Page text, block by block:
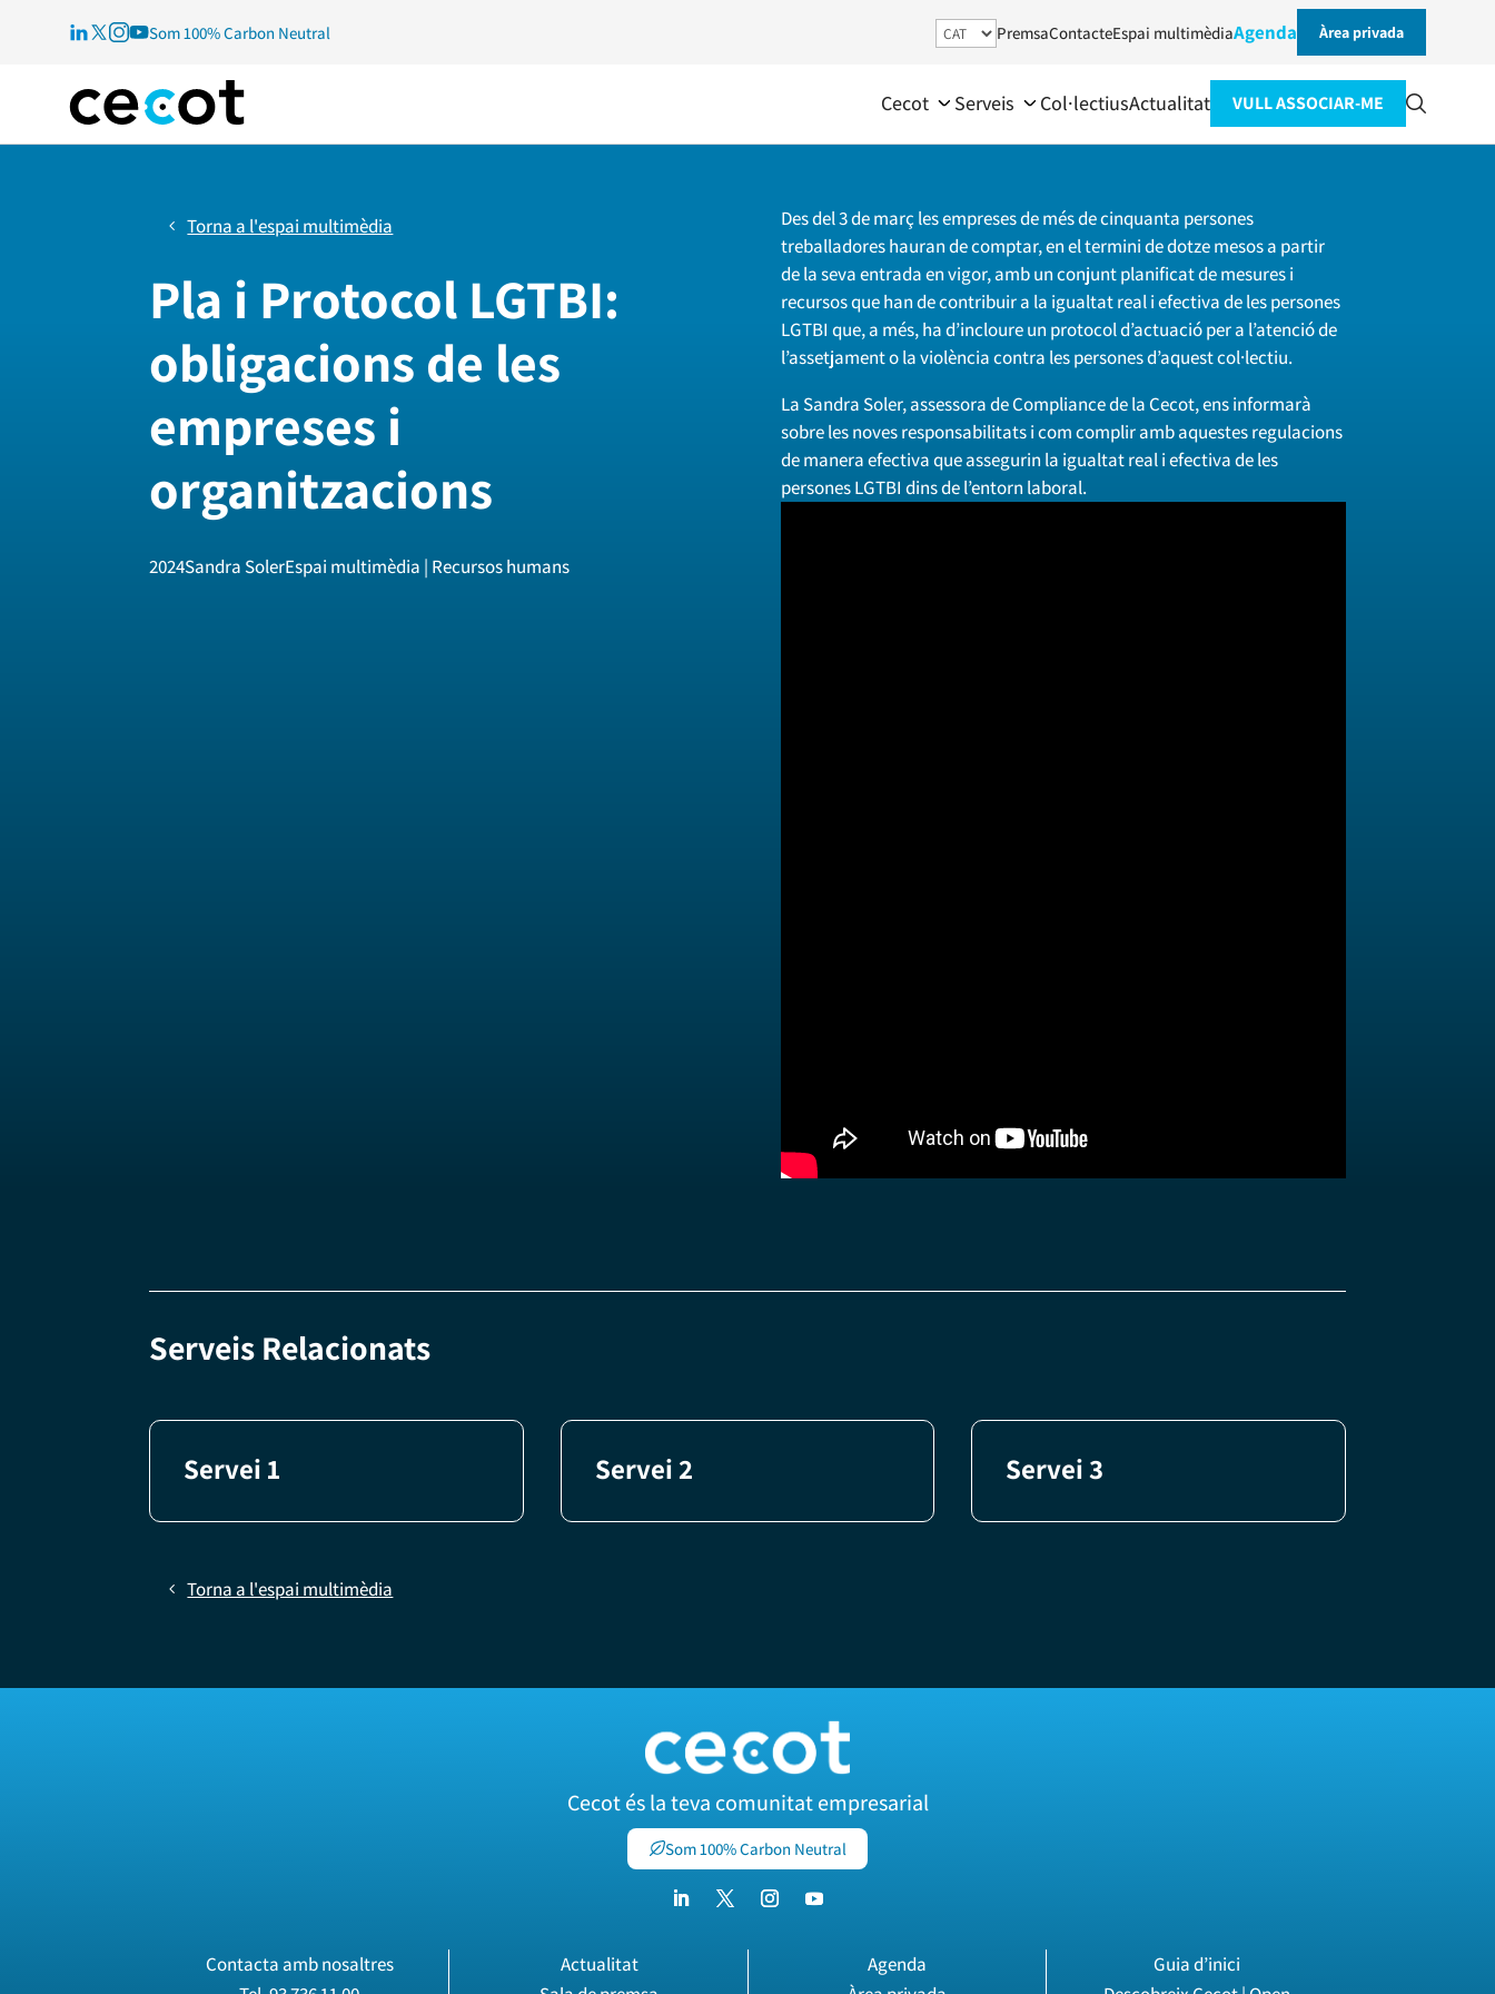
Som 100% Carbon Neutral PremsaContacteEspai multimèdiaAgenda Àrea privada
Cecot Serveis Col·lectiusActualitat VULL ASSOCIAR-ME
Torna a l'espai multimèdia
Pla i Protocol LGTBI:
obligacions de les
empreses i
organitzacions
2024Sandra SolerEspai multimèdia | Recursos humans
Des del 3 de març les empreses de més de cinquanta persones
treballadores hauran de comptar, en el termini de dotze mesos a partir
de la seva entrada en vigor, amb un conjunt planificat de mesures i
recursos que han de contribuir a la igualtat real i efectiva de les persones
LGTBI que, a més, ha d’incloure un protocol d’actuació per a l’atenció de
l’assetjament o la violència contra les persones d’aquest col·lectiu.
La Sandra Soler, assessora de Compliance de la Cecot, ens informarà
sobre les noves responsabilitats i com complir amb aquestes regulacions
de manera efectiva que assegurin la igualtat real i efectiva de les
persones LGTBI dins de l’entorn laboral.
Serveis Relacionats
Servei 1 Servei 2 Servei 3
Torna a l'espai multimèdia
Cecot és la teva comunitat empresarial
Som 100% Carbon Neutral
Contacta amb nosaltres
Actualitat
Agenda
Guia d’inici